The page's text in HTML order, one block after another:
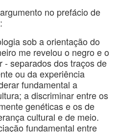
no prefácio de
sob a orientação do
me revelou o negro e o
- separados dos traços de
ou da experiência
fundamental a
a discriminar entre os
genéticas e os de
cultural e de meio.
fundamental entre